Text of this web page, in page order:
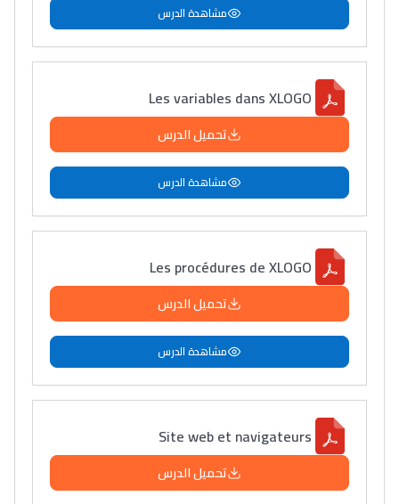
مشاهدة الدرس
Les variables dans XLOGO
تحميل الدرس
مشاهدة الدرس
Les procédures de XLOGO
تحميل الدرس
مشاهدة الدرس
Site web et navigateurs
تحميل الدرس